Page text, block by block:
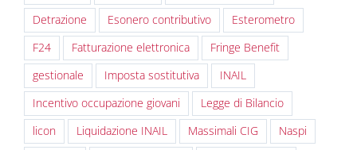
Detrazione
Esonero contributivo
Esterometro
F24
Fatturazione elettronica
Fringe Benefit
gestionale
Imposta sostitutiva
INAIL
Incentivo occupazione giovani
Legge di Bilancio
licon
Liquidazione INAIL Massimali CIG
Naspi